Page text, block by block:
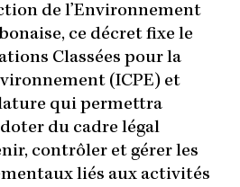
de l’Environnement
ce décret fixe le
Classées pour la
(ICPE) et
qui permettra
du cadre légal
contrôler et gérer les
liés aux activités